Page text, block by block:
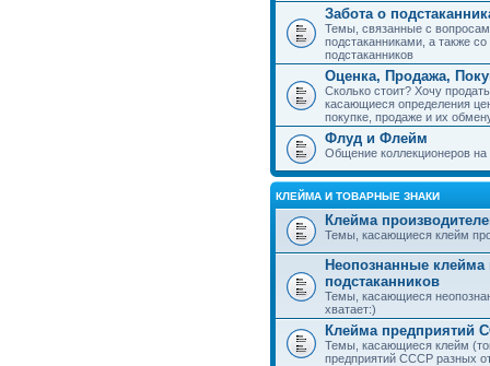
Забота о
Темы, связанные с
подстаканниками, а также
подстаканников
Оценка, Продажа,
Сколько стоит? Хочу
касающиеся определения
покупке, продаже и их
Флуд и Флейм
Общение коллекционеров
КЛЕЙМА И ТОВАРНЫЕ ЗНАКИ
Клейма
Темы, касающиеся клейм
Неопознанные клейма
подстаканников
Темы, касающиеся
хватает:)
Клейма предприятий
Темы, касающиеся клейм
предприятий СССР разных